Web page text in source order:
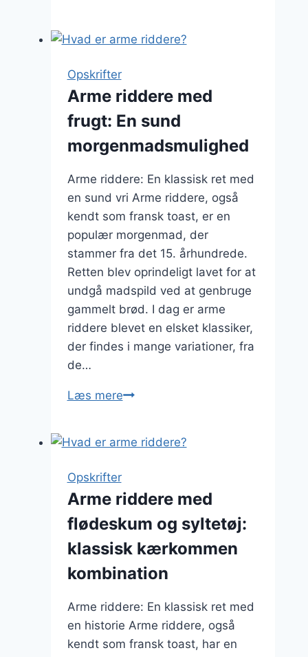
smør:
lækkert
Opskrifter
Arme riddere med
frugt: En sund
morgenmadsmulighed
Arme riddere: En klassisk ret med
en sund vri Arme riddere, også
kendt som fransk toast, er en
populær morgenmad, der
stammer fra det 15. århundrede.
Retten blev oprindeligt lavet for at
undgå madspild ved at genbruge
gammelt brød. I dag er arme
riddere blevet en elsket klassiker,
der findes i mange variationer, fra
de…
Læs mereArme
frugt:
morgenmadsmulighed
Opskrifter
Arme riddere med
flødeskum og syltetøj:
klassisk kærkommen
kombination
Arme riddere: En klassisk ret med
en historie Arme riddere, også
kendt som fransk toast, har en